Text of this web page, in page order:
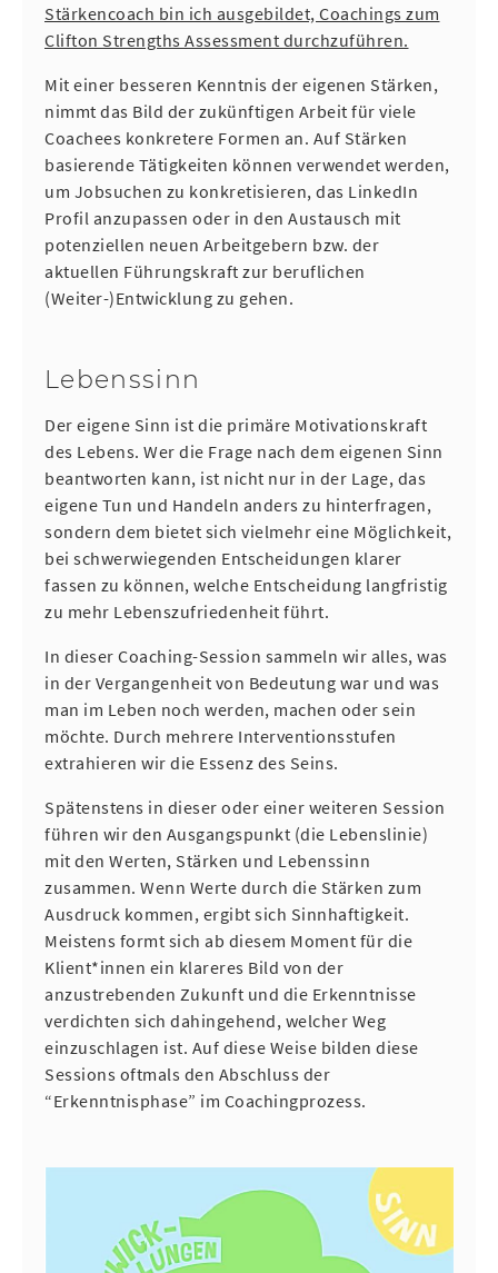
Stärkencoach bin ich ausgebildet, Coachings zum
Clifton Strengths Assessment durchzuführen.
Mit einer besseren Kenntnis der eigenen Stärken,
nimmt das Bild der zukünftigen Arbeit für viele
Coachees konkretere Formen an. Auf Stärken
basierende Tätigkeiten können verwendet werden,
um Jobsuchen zu konkretisieren, das LinkedIn
Profil anzupassen oder in den Austausch mit
potenziellen neuen Arbeitgebern bzw. der
aktuellen Führungskraft zur beruflichen
(Weiter-)Entwicklung zu gehen.
Lebenssinn
Der eigene Sinn ist die primäre Motivationskraft
des Lebens. Wer die Frage nach dem eigenen Sinn
beantworten kann, ist nicht nur in der Lage, das
eigene Tun und Handeln anders zu hinterfragen,
sondern dem bietet sich vielmehr eine Möglichkeit,
bei schwerwiegenden Entscheidungen klarer
fassen zu können, welche Entscheidung langfristig
zu mehr Lebenszufriedenheit führt.
In dieser Coaching-Session sammeln wir alles, was
in der Vergangenheit von Bedeutung war und was
man im Leben noch werden, machen oder sein
möchte. Durch mehrere Interventionsstufen
extrahieren wir die Essenz des Seins.
Spätenstens in dieser oder einer weiteren Session
führen wir den Ausgangspunkt (die Lebenslinie)
mit den Werten, Stärken und Lebenssinn
zusammen. Wenn Werte durch die Stärken zum
Ausdruck kommen, ergibt sich Sinnhaftigkeit.
Meistens formt sich ab diesem Moment für die
Klient*innen ein klareres Bild von der
anzustrebenden Zukunft und die Erkenntnisse
verdichten sich dahingehend, welcher Weg
einzuschlagen ist. Auf diese Weise bilden diese
Sessions oftmals den Abschluss der
“Erkenntnisphase” im Coachingprozess.